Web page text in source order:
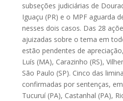
subseções judiciárias de
Iguaçu (PR) e o MPF aguarda
nesses dois casos. Das 28
ajuizadas sobre o tema em
estão pendentes de
Luís (MA), Carazinho (RS),
São Paulo (SP). Cinco das
confirmadas por sentenças,
Tucuruí (PA), Castanhal (PA),